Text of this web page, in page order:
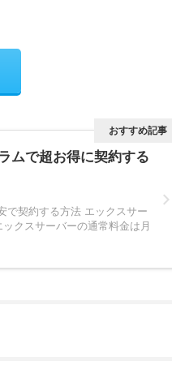
ムで超お得に契約する
で契約する方法 エックスサー
クスサーバーの通常料金は月
おすすめ記事